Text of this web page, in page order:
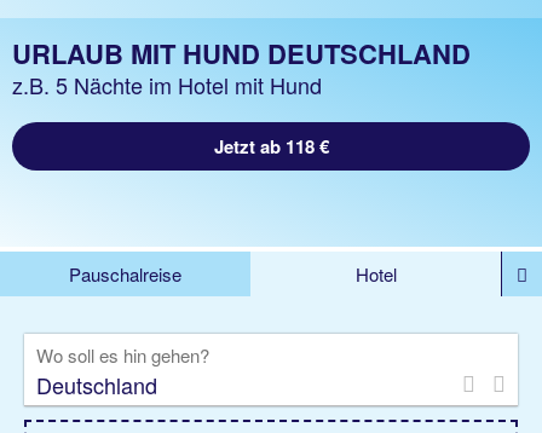
URLAUB MIT HUND DEUTSCHLAND
z.B. 5 Nächte im Hotel mit Hund
Jetzt ab 118 €
Pauschalreise
Hotel
Kreuzfahrten
Rundreisen
Privattransfer
Zusatzleistungen
Wo soll es hin gehen?